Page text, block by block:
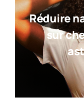
Réduire
sur